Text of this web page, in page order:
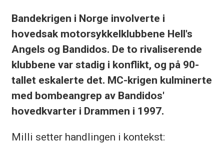
Bandekrigen i Norge involverte i
hovedsak motorsykkelklubbene Hell's
Angels og Bandidos. De to rivaliserende
klubbene var stadig i konflikt, og på 90-
tallet eskalerte det. MC-krigen kulminerte
med bombeangrep av Bandidos'
hovedkvarter i Drammen i 1997.
Milli setter handlingen i kontekst: